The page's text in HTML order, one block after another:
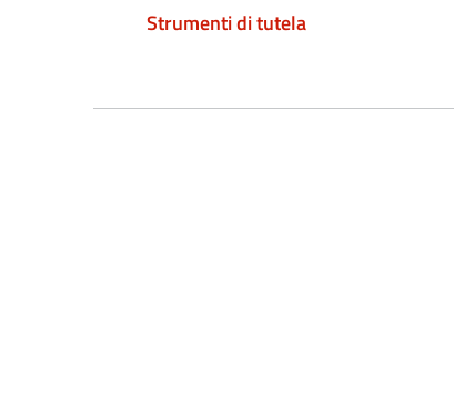
Strumenti di tutela